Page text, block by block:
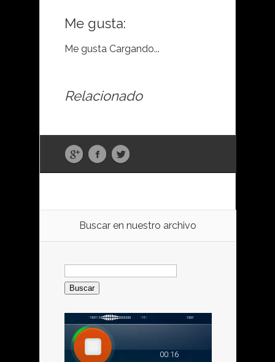
Me gusta:
Me gusta Cargando...
Relacionado
Buscar en nuestro archivo
Buscar: